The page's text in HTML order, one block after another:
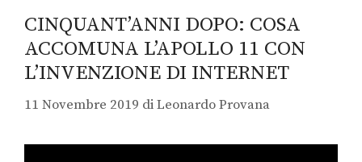
CINQUANT’ANNI DOPO: COSA
ACCOMUNA L’APOLLO 11 CON
L’INVENZIONE DI INTERNET
11 Novembre 2019 diLeonardo Provana